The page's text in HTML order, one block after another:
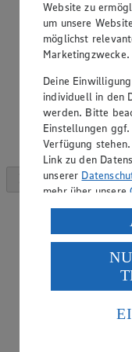
Website zu
um unsere
möglichst
Marketingzwecke.
Deine
individuell in den
werden. Bitte
Einstellungen
Verfügung
Link zu den
unserer
mehr über unsere
Verarbeitung
USA durch
Wenn du auf
des Art. 49 Abs.
Daten in den
die USA als Land
Standards nicht
Es besteht das